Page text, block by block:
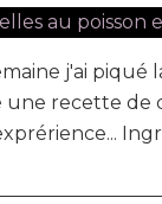
j'ai piqué
une recette de